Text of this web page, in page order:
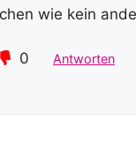
wie kein
0 Antworten